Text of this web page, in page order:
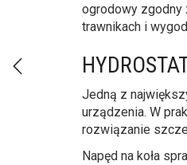
ogrodowy zgodny
trawnikach i
Jedną z
urządzenia. W
rozwiązanie
Napęd na koła